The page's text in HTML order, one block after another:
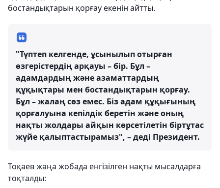
бостандықтарын қорғау екенін айтты.
"Түптеп келгенде, ұсынылып отырған
өзгерістердің арқауы – бір. Бұл –
адамдардың және азаматтардың
құқықтары мен бостандықтарын қорғау.
Бұл – жалаң сөз емес. Біз адам құқығының
қорғалуына кепілдік беретін және оның
нақты жолдары айқын көрсетілетін біртұтас
жүйе қалыптастырамыз", – деді Президент.
Тоқаев жаңа жобада енгізілген нақты мысалдарға
тоқталды: